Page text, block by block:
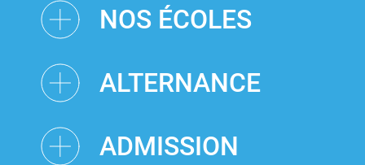
NOS ÉCOLES
ALTERNANCE
ADMISSION